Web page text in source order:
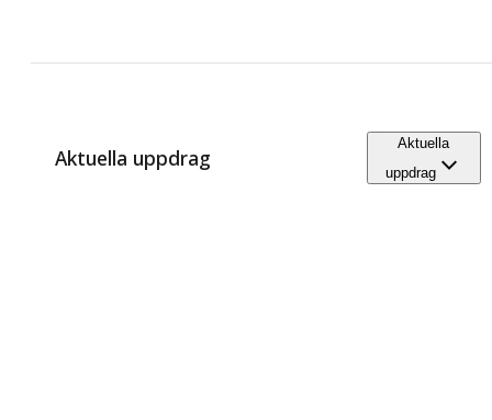
Aktuella uppdrag
Aktuella
uppdrag